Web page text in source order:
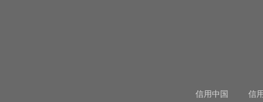
信用中国 信